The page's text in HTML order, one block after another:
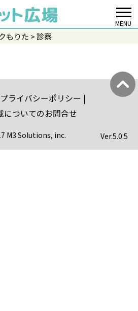
MENU
もりた 診察
プライバシーポリシー
についてのお問合せ
M3 Solutions, inc. Ver.5.0.5